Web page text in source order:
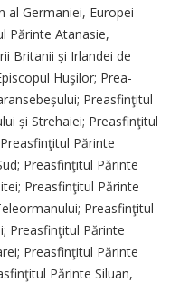
Germaniei, Europei
Părinte Atanasie,
Britanii și Irlandei de
Huşilor; Prea­
Preasfinţitul
și Strehaiei; Preasfinţitul
Părinte
Prea­sfinţitul Părinte
Prea­sfinţitul Părinte
Preasfinţitul
Prea­sfinţitul Părinte
Preasfinţitul Părinte
Părinte Siluan,